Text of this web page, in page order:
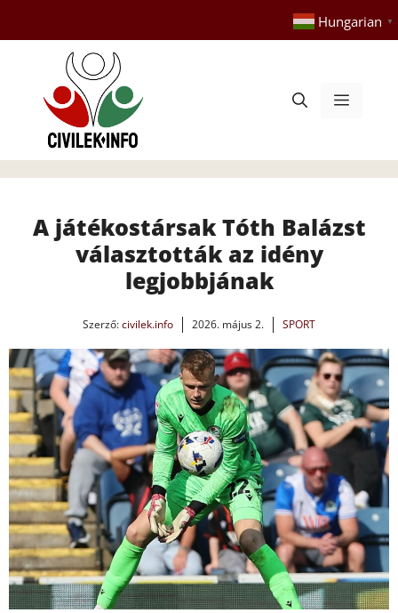
tartalomba
Hungarian ▼
Menü
A játékostársak Tóth Balázst
választották az idény
legjobbjának
Szerző:civilek.info 2026. május 2. SPORT